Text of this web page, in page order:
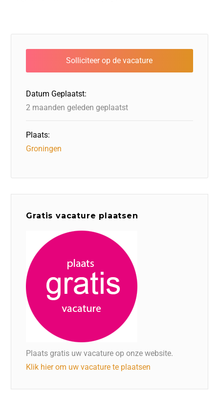
Datum Geplaatst:
2 maanden geleden geplaatst
Plaats:
Groningen
Gratis vacature plaatsen
Plaats gratis uw vacature op onze website.
Klik hier om uw vacature te plaatsen